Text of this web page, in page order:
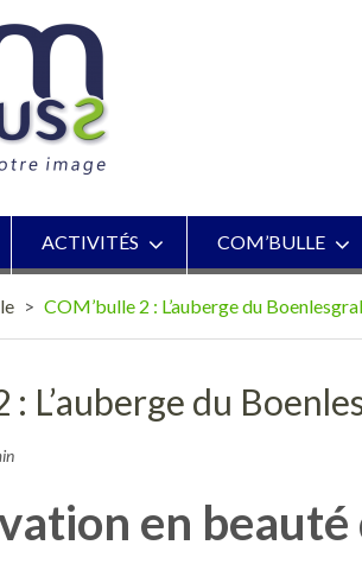
ACTIVITÉS COM’BULLE
> COM’bulle 2 : L’auberge du
: L’auberge du
en beauté